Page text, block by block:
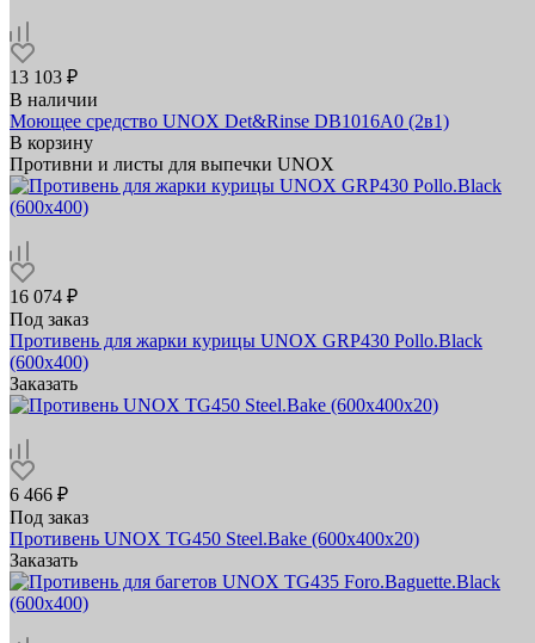
13 103 ₽
В наличии
Моющее средство UNOX Det&Rinse DB1016A0 (2в1)
В корзину
Противни и листы для выпечки UNOX
16 074 ₽
Под заказ
Противень для жарки курицы UNOX GRP430 Pollo.Black
(600х400)
Заказать
6 466 ₽
Под заказ
Противень UNOX TG450 Steel.Bake (600x400x20)
Заказать